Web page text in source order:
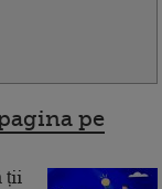
pe
ții